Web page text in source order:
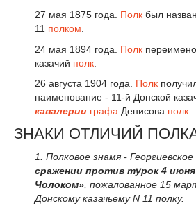
27 мая 1875 года. Полк был
11 полком
24 мая 1894 года. Полк
казачий полк
26 августа 1904 года. Полк
наименование - 11-й Донской
кавалерии графа Денисова полк.
ЗНАКИ ОТЛИЧИЙ
1. Полковое знамя - Георгиевское
сражении против турок 4 июня
Чолоком» , пожалованное 15
Донскому казачьему N 11 полку.